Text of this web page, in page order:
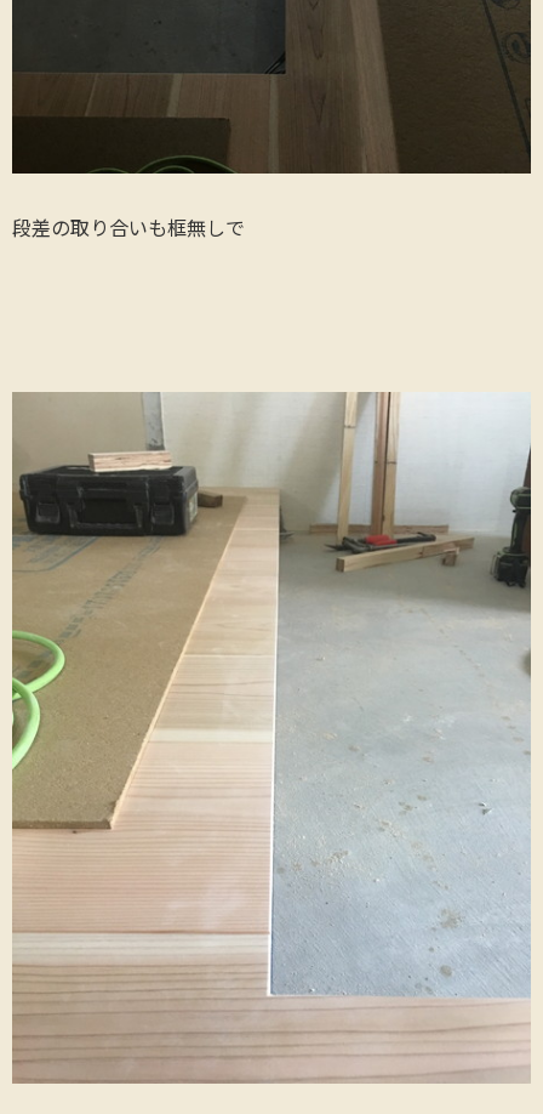
段差の取り合いも框無しで